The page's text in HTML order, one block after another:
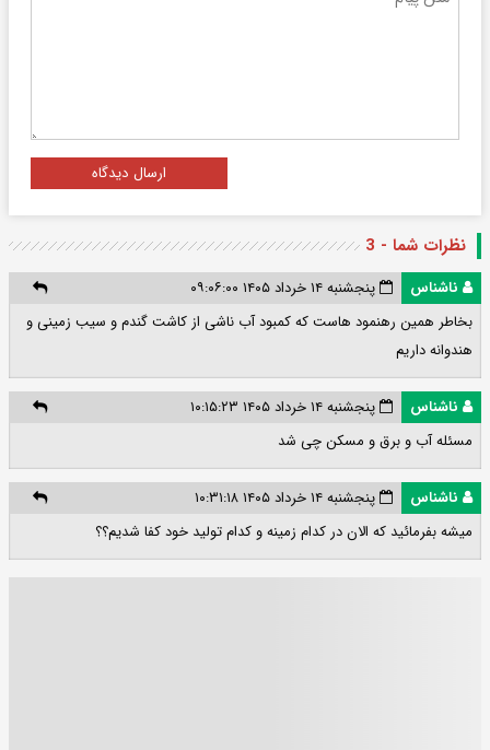
ارسال دیدگاه
نظرات شما - 3
ناشناس
پنجشنبه ۱۴ خرداد ۱۴۰۵ ۰۹:۰۶:۰۰
بخاطر همین رهنمود هاست که کمبود آب ناشی از کاشت گندم و سیب زمینی و
هندوانه داریم
ناشناس
پنجشنبه ۱۴ خرداد ۱۴۰۵ ۱۰:۱۵:۲۳
مسئله آب و برق و مسکن چی شد
ناشناس
پنجشنبه ۱۴ خرداد ۱۴۰۵ ۱۰:۳۱:۱۸
میشه بفرمائید که الان در کدام زمینه و کدام تولید خود کفا شدیم؟؟